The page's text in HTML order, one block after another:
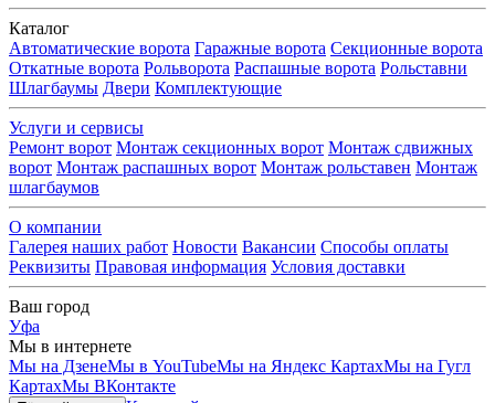
Каталог
Автоматические ворота Гаражные ворота Секционные ворота
Откатные ворота Рольворота Распашные ворота Рольставни
Шлагбаумы Двери Комплектующие
Услуги и сервисы
Ремонт ворот Монтаж секционных ворот Монтаж сдвижных
ворот Монтаж распашных ворот Монтаж рольставен Монтаж
шлагбаумов
О компании
Галерея наших работ Новости Вакансии Способы оплаты
Реквизиты Правовая информация Условия доставки
Ваш город
Уфа
Мы в интернете
Мы на ДзенеМы в YouTubeМы на Яндекс КартахМы на Гугл
КартахМы ВКонтакте